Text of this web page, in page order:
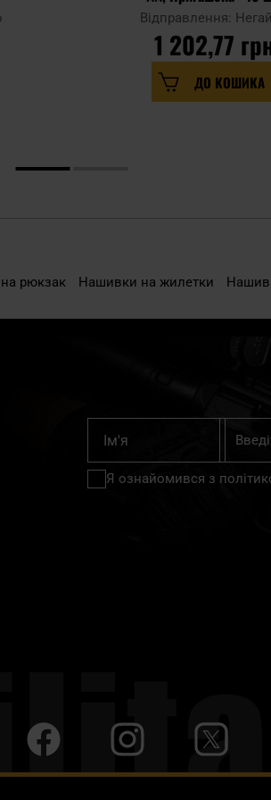
Відправлення:
1 202,77
ДО КОШИКА
рюкзак Нашивки на жилетки
нашу
розсилку
Я ознайомився з